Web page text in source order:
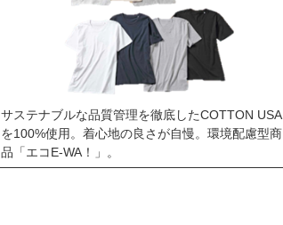
サステナブルな品質管理を徹底したCOTTON USA
を100%使用。着心地の良さが自慢。環境配慮型商
品「エコE-WA！」。